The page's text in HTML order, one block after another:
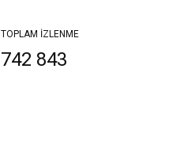
TOPLAM İZLENME
742 843